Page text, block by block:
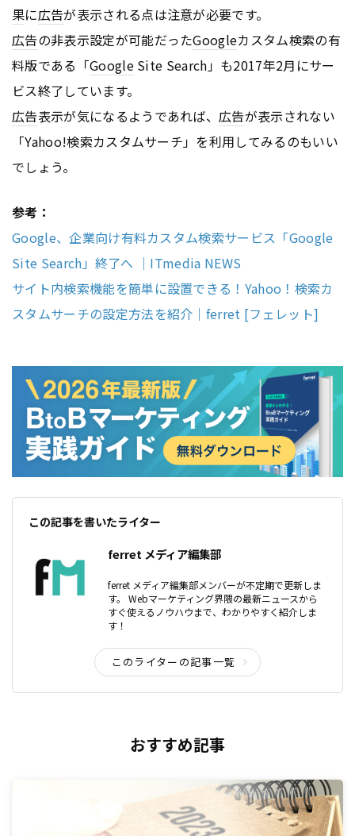
果に広告が表示される点は注意が必要です。
広告の非表示設定が可能だったGoogleカスタム検索の有
料版である「GoogleSite Search」も2017年2月にサー
ビス終了しています。
広告表示が気になるようであれば、広告が表示されない
「Yahoo!検索カスタムサーチ」を利用してみるのもいい
でしょう。
参考：
Google、企業向け有料カスタム検索サービス「Google
Site Search」終了へ ｜ITmedia NEWS
サイト内検索機能を簡単に設置できる！Yahoo！検索カ
スタムサーチの設定方法を紹介｜ferret [フェレット]
この記事を書いたライター
ferret メディア編集部
ferret メディア編集部メンバーが不定期で更新しま
す。 Webマーケティング界隈の最新ニュースから
すぐ使えるノウハウまで、わかりやすく紹介しま
す！
このライターの記事一覧
おすすめ記事